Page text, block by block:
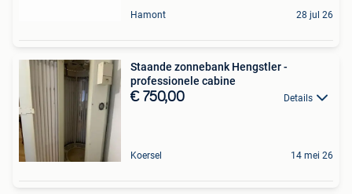
Hamont 28 jul 26
Staande zonnebank Hengstler -
professionele cabine
€ 750,00 Details
Koersel 14 mei 26